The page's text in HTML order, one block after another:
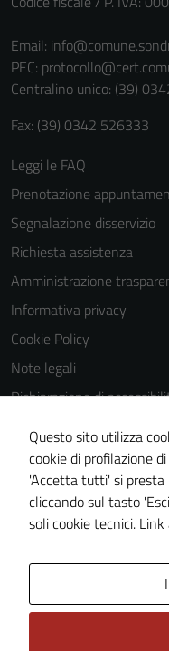
Email:
PEC:
Centralino unico: (39)
Fax: (39) 0342 526333
Leggi le FAQ
Prenotazione
Segnalazione disservizio
Richiesta assistenza
Amministrazione
Informativa privacy
Cookie Policy
Note legali
Dichiarazione di
Dichiarazione di
Whistleblowing
Piano di miglioramento
Area riservata
Questo sito utilizza
cookie di profilazione
'Accetta tutti' si presta
cliccando sul tasto
soli cookie tecnici. Link